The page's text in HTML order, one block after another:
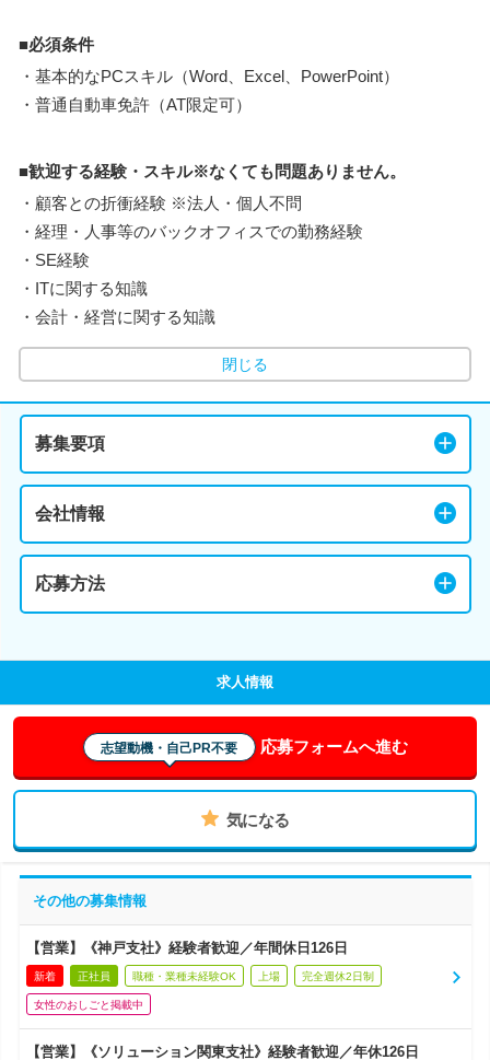
■必須条件
・基本的なPCスキル（Word、Excel、PowerPoint）
・普通自動車免許（AT限定可）
■歓迎する経験・スキル※なくても問題ありません。
・顧客との折衝経験 ※法人・個人不問
・経理・人事等のバックオフィスでの勤務経験
・SE経験
・ITに関する知識
・会計・経営に関する知識
閉じる
募集要項
会社情報
応募方法
求人情報
志望動機・自己PR不要 応募フォームへ進む
気になる
その他の募集情報
【営業】《神戸支社》経験者歓迎／年間休日126日
新着 正社員 職種・業種未経験OK 上場 完全週休2日制
女性のおしごと掲載中
【営業】《ソリューション関東支社》経験者歓迎／年休126日